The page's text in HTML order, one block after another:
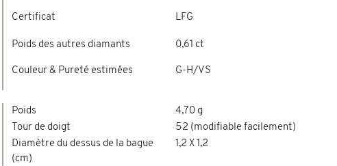
Certificat LFG
Poids des autres diamants
Couleur & Pureté estimées
0,61 ct
G-H/VS
Poids
4,70 g
Tour de doigt
52 (modifiable facilement)
Diamètre du dessus de la bague
(cm)
1,2 X 1,2